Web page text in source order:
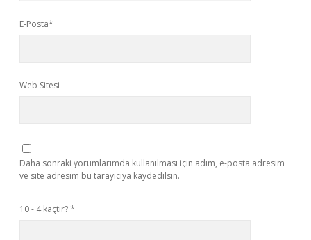
E-Posta*
Web Sitesi
Daha sonraki yorumlarımda kullanılması için adım, e-posta adresim
ve site adresim bu tarayıcıya kaydedilsin.
10 - 4 kaçtır?*